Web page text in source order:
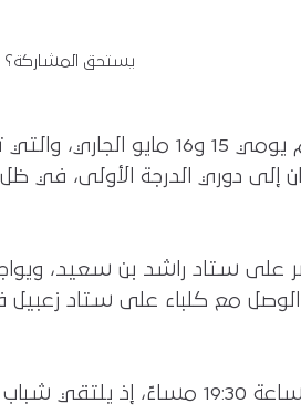
يستحق المشاركة؟
يسدل الستار على موسم 2025-2026 في دوري أدنوك للمحترفين بالجولة
إلى دوري الدرجة الأولى، في ظل
عجمان فريق النصر على ستاد راشد بن سعيد،
عند الساعة 18:10 مساءً، بينما يلتقي الوصل مع كلباء على
وتُختتم الجولة يوم السبت 16 مايو بإقامة أربع مباريات تُلعب جميعها في توقيت واحد عند